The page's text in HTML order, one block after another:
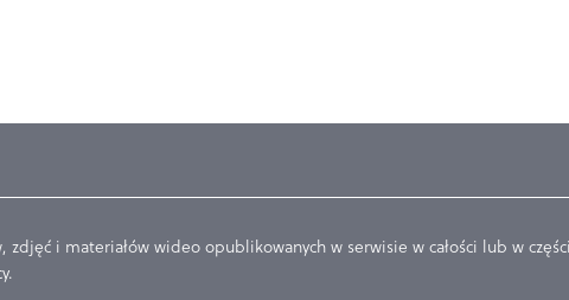
zdjęć i materiałów wideo opublikowanych w serwisie w całości lub w części